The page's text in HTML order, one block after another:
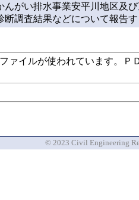
がい排水事業安平川地区及
調査結果などについて報告す
イルが使われています。Ｐ
© 2023 Civil Engineering